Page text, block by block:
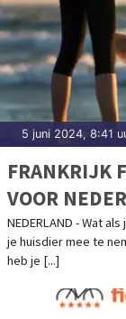
5 juni 2024, 8:41
FRANKRIJK
VOOR
NEDERLAND - Wat
je huisdier mee te
heb je [...]